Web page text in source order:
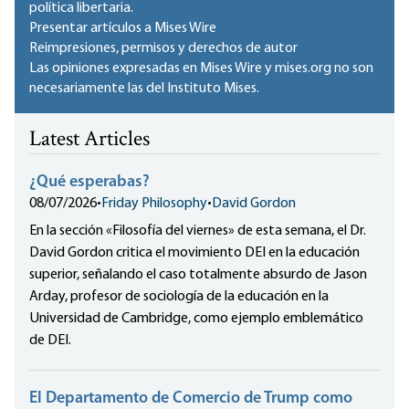
política libertaria.
Presentar artículos a Mises Wire
Reimpresiones, permisos y derechos de autor
Las opiniones expresadas en Mises Wire y mises.org no son
necesariamente las del Instituto Mises.
Latest Articles
¿Qué esperabas?
08/07/2026• Friday Philosophy• David Gordon
En la sección «Filosofía del viernes» de esta semana, el Dr.
David Gordon critica el movimiento DEI en la educación
superior, señalando el caso totalmente absurdo de Jason
Arday, profesor de sociología de la educación en la
Universidad de Cambridge, como ejemplo emblemático
de DEI.
El Departamento de Comercio de Trump como